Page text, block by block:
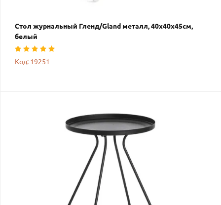
Стол журнальный Гленд/Gland металл, 40х40х45см,
белый
Код: 19251